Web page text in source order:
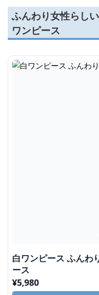
ふんわり女性らし
ワンピース
白ワンピース ふんわ
ース
¥5,980